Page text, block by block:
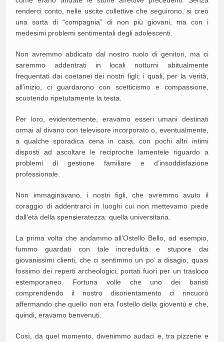
renderci conto, nelle uscite collettive che seguirono, si creò
una sorta di “compagnia” di non più giovani, ma con i
medesimi problemi sentimentali degli adolescenti.
Non avremmo abdicato dal nostro ruolo di genitori, ma ci
saremmo addentrati in locali notturni abitualmente
frequentati dai coetanei dei nostri figli; i quali, per la verità,
all’inizio, ci guardarono con scetticismo e compassione,
scuotendo ripetutamente la testa.
Per loro, evidentemente, eravamo esseri umani destinati
ormai al divano con televisore incorporato o, eventualmente,
a qualche sporadica cena in casa, con pochi altri intimi
disposti ad ascoltare le reciproche lamentele riguardo a
problemi di gestione familiare e d’insoddisfazione
professionale.
Non immaginavano, i nostri figli, che avremmo avuto il
coraggio di addentrarci in luoghi cui non mettevamo piede
dall’età della spensieratezza: quella universitaria.
La prima volta che andammo all’Ostello Bello, ad esempio,
fummo guardati con tale incredulità e stupore dai
giovanissimi clienti, che ci sentimmo un po’ a disagio, quasi
fossimo dei reperti archeologici, portati fuori per un trasloco
estemporaneo. Fortuna volle che uno dei baristi
comprendendo il nostro disorientamento ci rincuorò
affermando che quello non era l’ostello della gioventù e che,
quindi, eravamo benvenuti.
Così, da quel momento, divenimmo audaci e, tra pizzerie e